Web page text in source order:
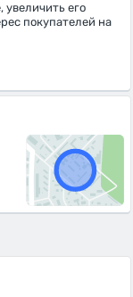
увеличить его
покупателей на